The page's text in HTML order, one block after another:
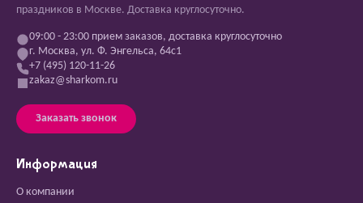
праздников в Москве. Доставка круглосуточно.
09:00 - 23:00 прием заказов, доставка круглосуточно
г. Москва, ул. Ф. Энгельса, 64с1
+7 (495) 120-11-26
zakaz@sharkom.ru
Заказать звонок
Информация
О компании